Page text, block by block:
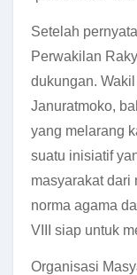
Setelah
Perwakilan
dukungan.
Januratmoko,
yang melarang
suatu inisiatif
masyarakat dari
norma agama
VIII siap untuk
Organisasi